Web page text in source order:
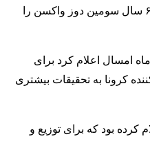
تصمیم گرفته به شهروندان بالای ۶۰ سال سومین دوز واکسن را
امسال اعلام کرد برای
کرونا به تحقیقات بیشتری
کرده بود که برای توزیع و